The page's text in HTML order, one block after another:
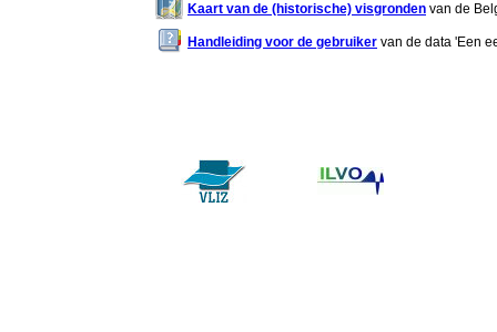
Kaart van de (historische) visgronden van de
Handleiding voor de gebruiker van de data 'Een